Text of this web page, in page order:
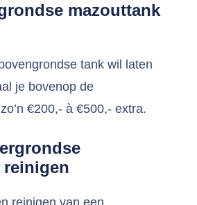
mazouttank
tank wil laten
je bovenop de
€200,- à €500,- extra.
reinigen